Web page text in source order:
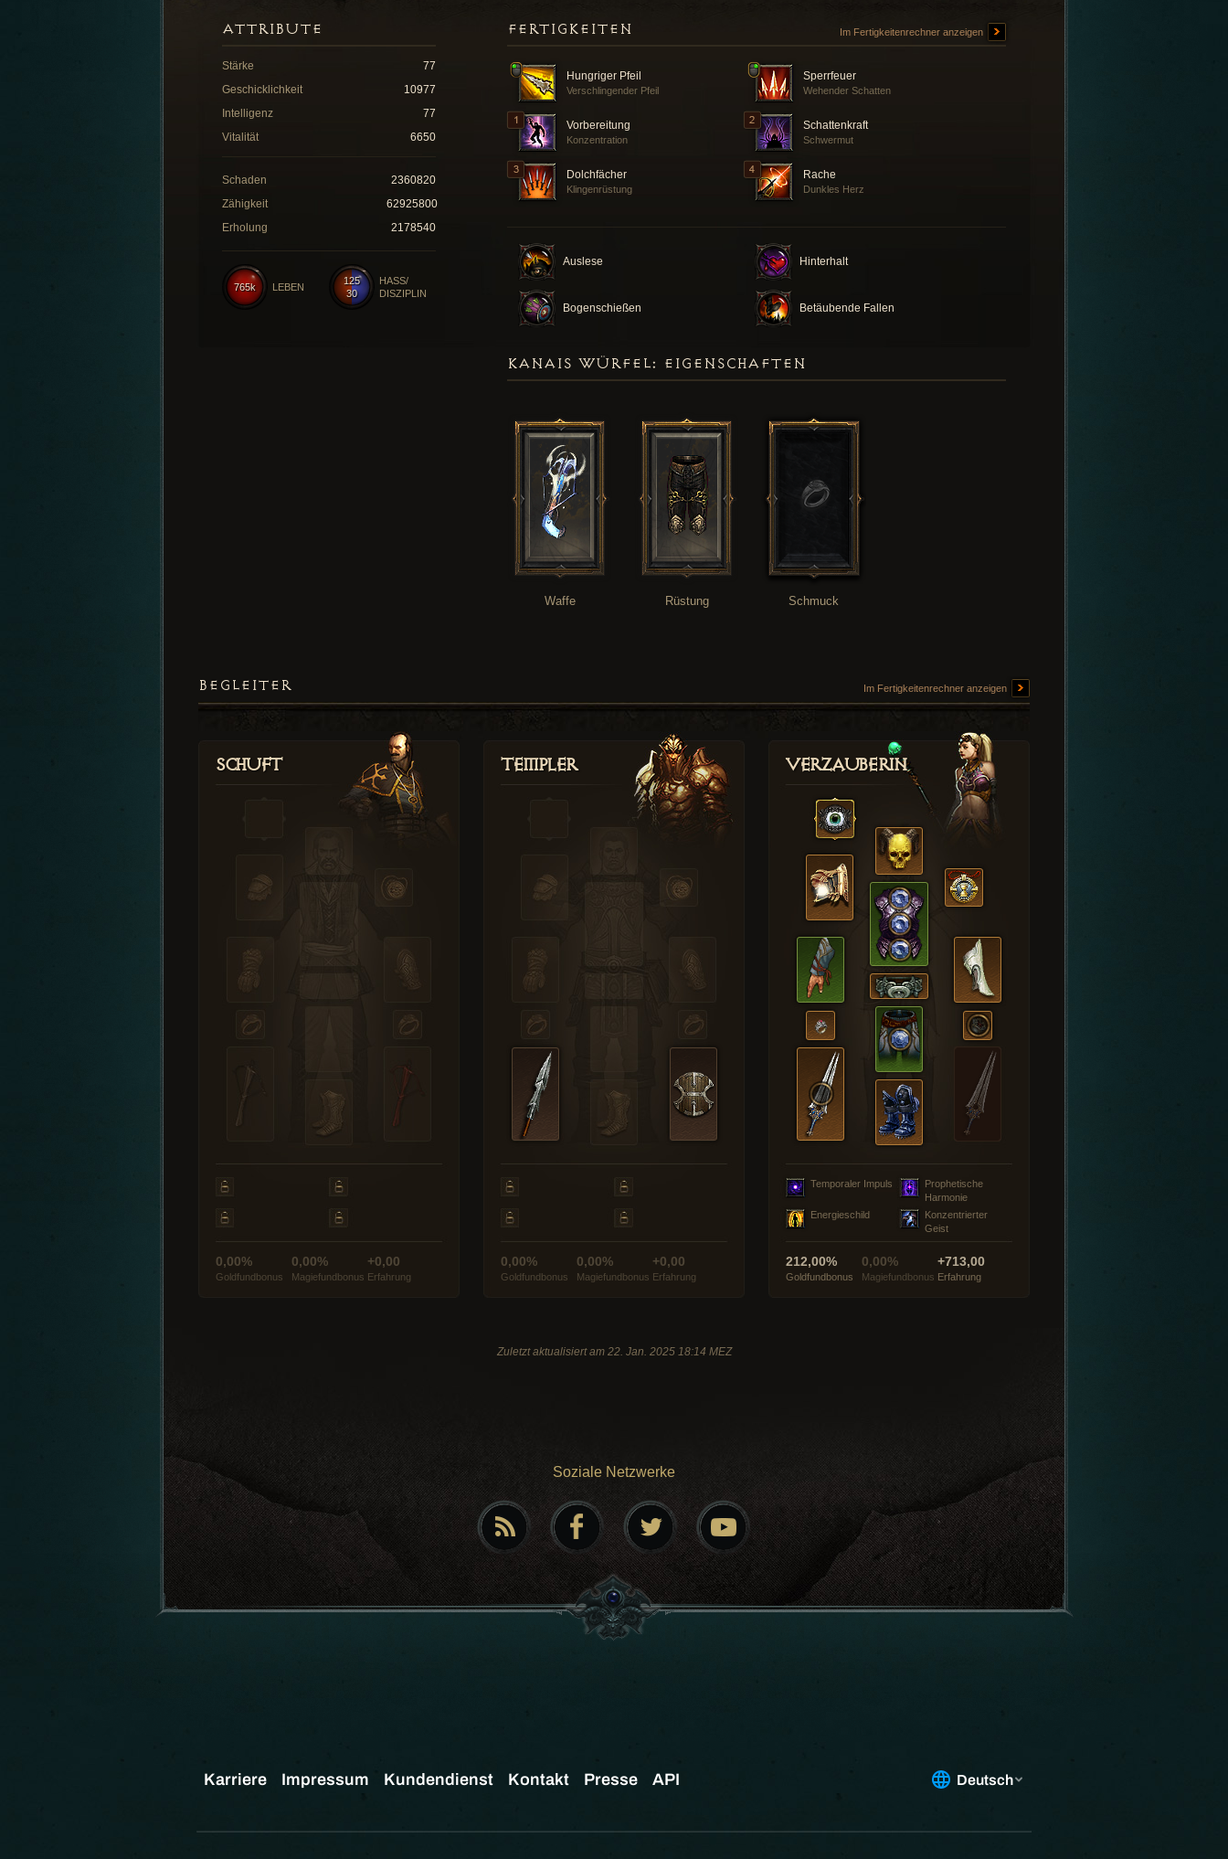
FERTIGKEITEN Im Fertigkeitenrechner anzeigen
Hungriger Pfeil
Verschlingender Pfeil
Sperrfeuer
Wehender Schatten
Vorbereitung
Konzentration
Schattenkraft
Schwermut
Dolchfächer
Klingenrüstung
Rache
Dunkles Herz
Auslese Hinterhalt
Bogenschießen Betäubende Fallen
ATTRIBUTE
Stärke
77
Geschicklichkeit
10977
Intelligenz
77
Vitalität
6650
Schaden
2360820
Zähigkeit
62925800
Erholung
2178540
125
30
HASS/
DISZIPLIN
765k LEBEN
KANAIS WÜRFEL: EIGENSCHAFTEN
Waffe Rüstung Schmuck
BEGLEITER Im Fertigkeitenrechner anzeigen
Schuft
0,00%
Goldfundbonus
0,00%
Magiefundbonus
+0,00
Erfahrung
Templer
0,00%
Goldfundbonus
0,00%
Magiefundbonus
+0,00
Erfahrung
Verzauberin
Temporaler Impuls
Prophetische
Harmonie
Energieschild
Konzentrierter
Geist
212,00%
Goldfundbonus
0,00%
Magiefundbonus
+713,00
Erfahrung
Zuletzt aktualisiert am 22. Jan. 2025 18:14 MEZ
Soziale Netzwerke